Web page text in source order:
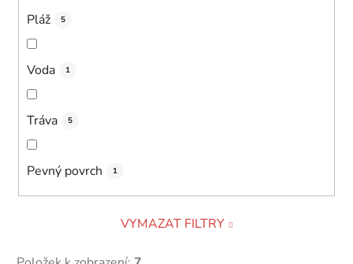
Pláž 5
Voda 1
Tráva 5
Pevný povrch 1
VYMAZAT FILTRY